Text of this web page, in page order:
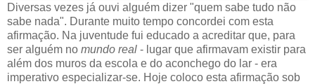
Diversas vezes já ouvi alguém dizer "quem sabe tudo não
sabe nada". Durante muito tempo concordei com esta
afirmação. Na juventude fui educado a acreditar que, para
ser alguém no mundo real - lugar que afirmavam existir para
além dos muros da escola e do aconchego do lar - era
imperativo especializar-se. Hoje coloco esta afirmação sob